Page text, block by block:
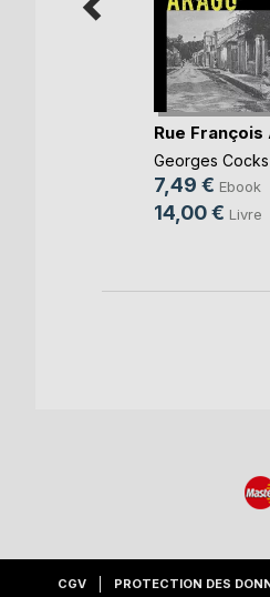
Rue François
Georges Cocks
7,49 € Ebook
14,00 € Livre
CGV PROTECTION DES